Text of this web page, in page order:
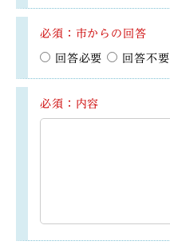
必須：市からの回答
回答必要 回答不要
必須：内容